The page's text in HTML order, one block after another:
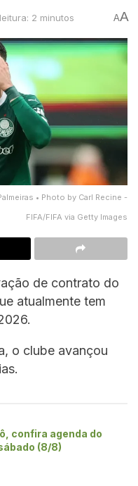
2 minutos AA
• Photo by Carl Recine -
FIFA/FIFA via Getty Images
de contrato do
atualmente tem
o clube avançou
confira agenda do
(8/8)